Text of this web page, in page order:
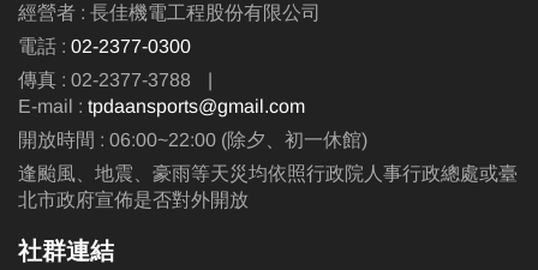
經營者 : 長佳機電工程股份有限公司
電話 : 02-2377-0300
傳真 : 02-2377-3788
|
E-mail : tpdaansports@gmail.com
開放時間 : 06:00~22:00 (除夕、初一休館)
逢颱風、地震、豪雨等天災均依照行政院人事行政總處或臺
北市政府宣佈是否對外開放
社群連結